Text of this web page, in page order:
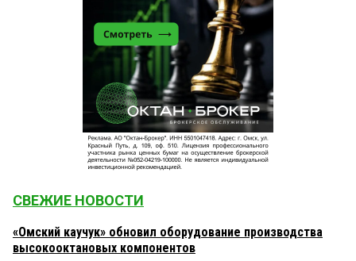
СВЕЖИЕ НОВОСТИ
«Омский каучук» обновил оборудование производства
высокооктановых компонентов